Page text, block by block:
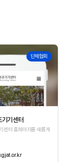
단체협회
기기센터
센터 홈페이지를 새롭게 오픈하였